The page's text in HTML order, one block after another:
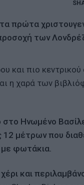
πρώτα
των
και πιο
η χαρά των
στο Ηνωμένο
μέτρων που
με φωτάκια.
και